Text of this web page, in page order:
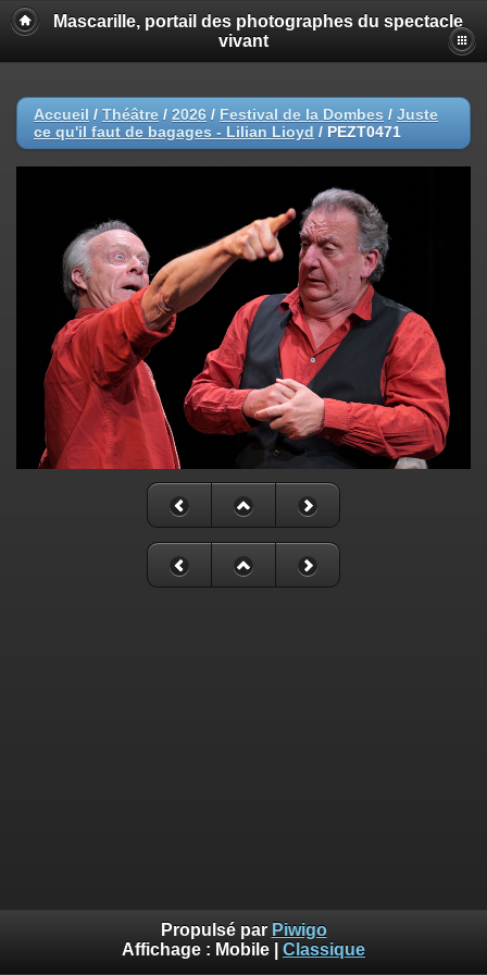
Mascarille, portail des photographes du spectacle
vivant
Accueil / Théâtre / 2026 / Festival de la Dombes / Juste
ce qu'il faut de bagages - Lilian Lioyd / PEZT0471
Propulsé par Piwigo
Affichage : Mobile Classique